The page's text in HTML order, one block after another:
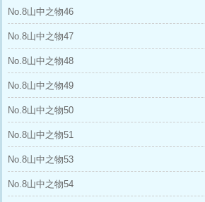
No.8山中之物46
No.8山中之物47
No.8山中之物48
No.8山中之物49
No.8山中之物50
No.8山中之物51
No.8山中之物53
No.8山中之物54